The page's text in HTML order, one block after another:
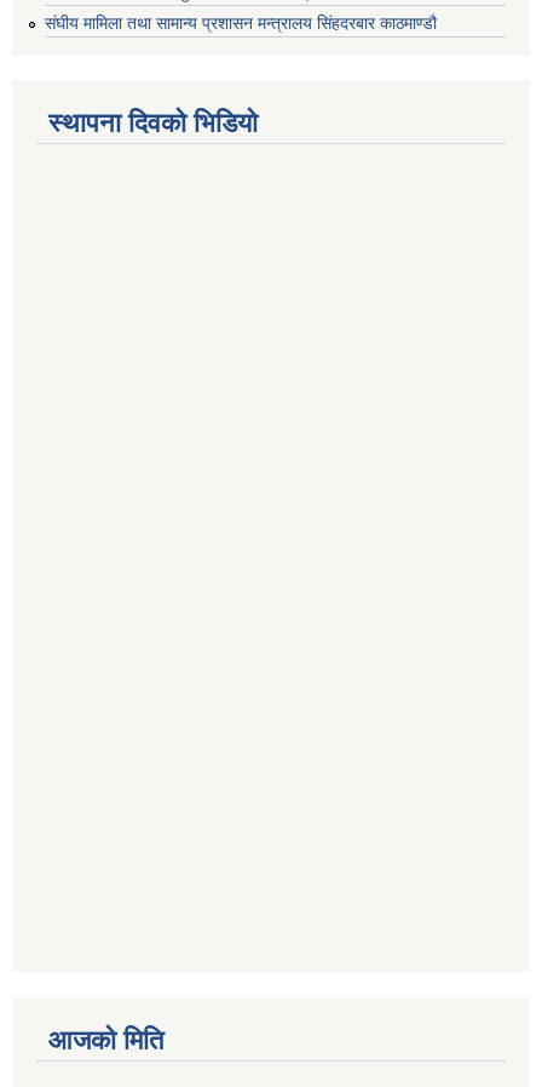
संघीय मामिला तथा सामान्य प्रशासन मन्त्रालय सिंहदरबार काठमाण्डौ
स्थापना दिवको भिडियो
आजको मिति